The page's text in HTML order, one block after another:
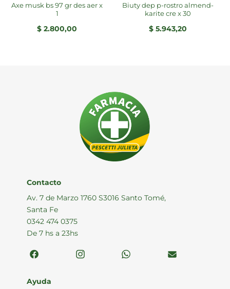
axe musk bs 97 gr des aer x
1
$ 2.800,00
biuty dep p-rostro almend-
karite cre x 30
$5.943,20
Contacto
Av. 7 de Marzo 1760 S3016 Santo Tomé,
Santa Fe
0342 474 0375
De 7 hs a 23hs
Ayuda